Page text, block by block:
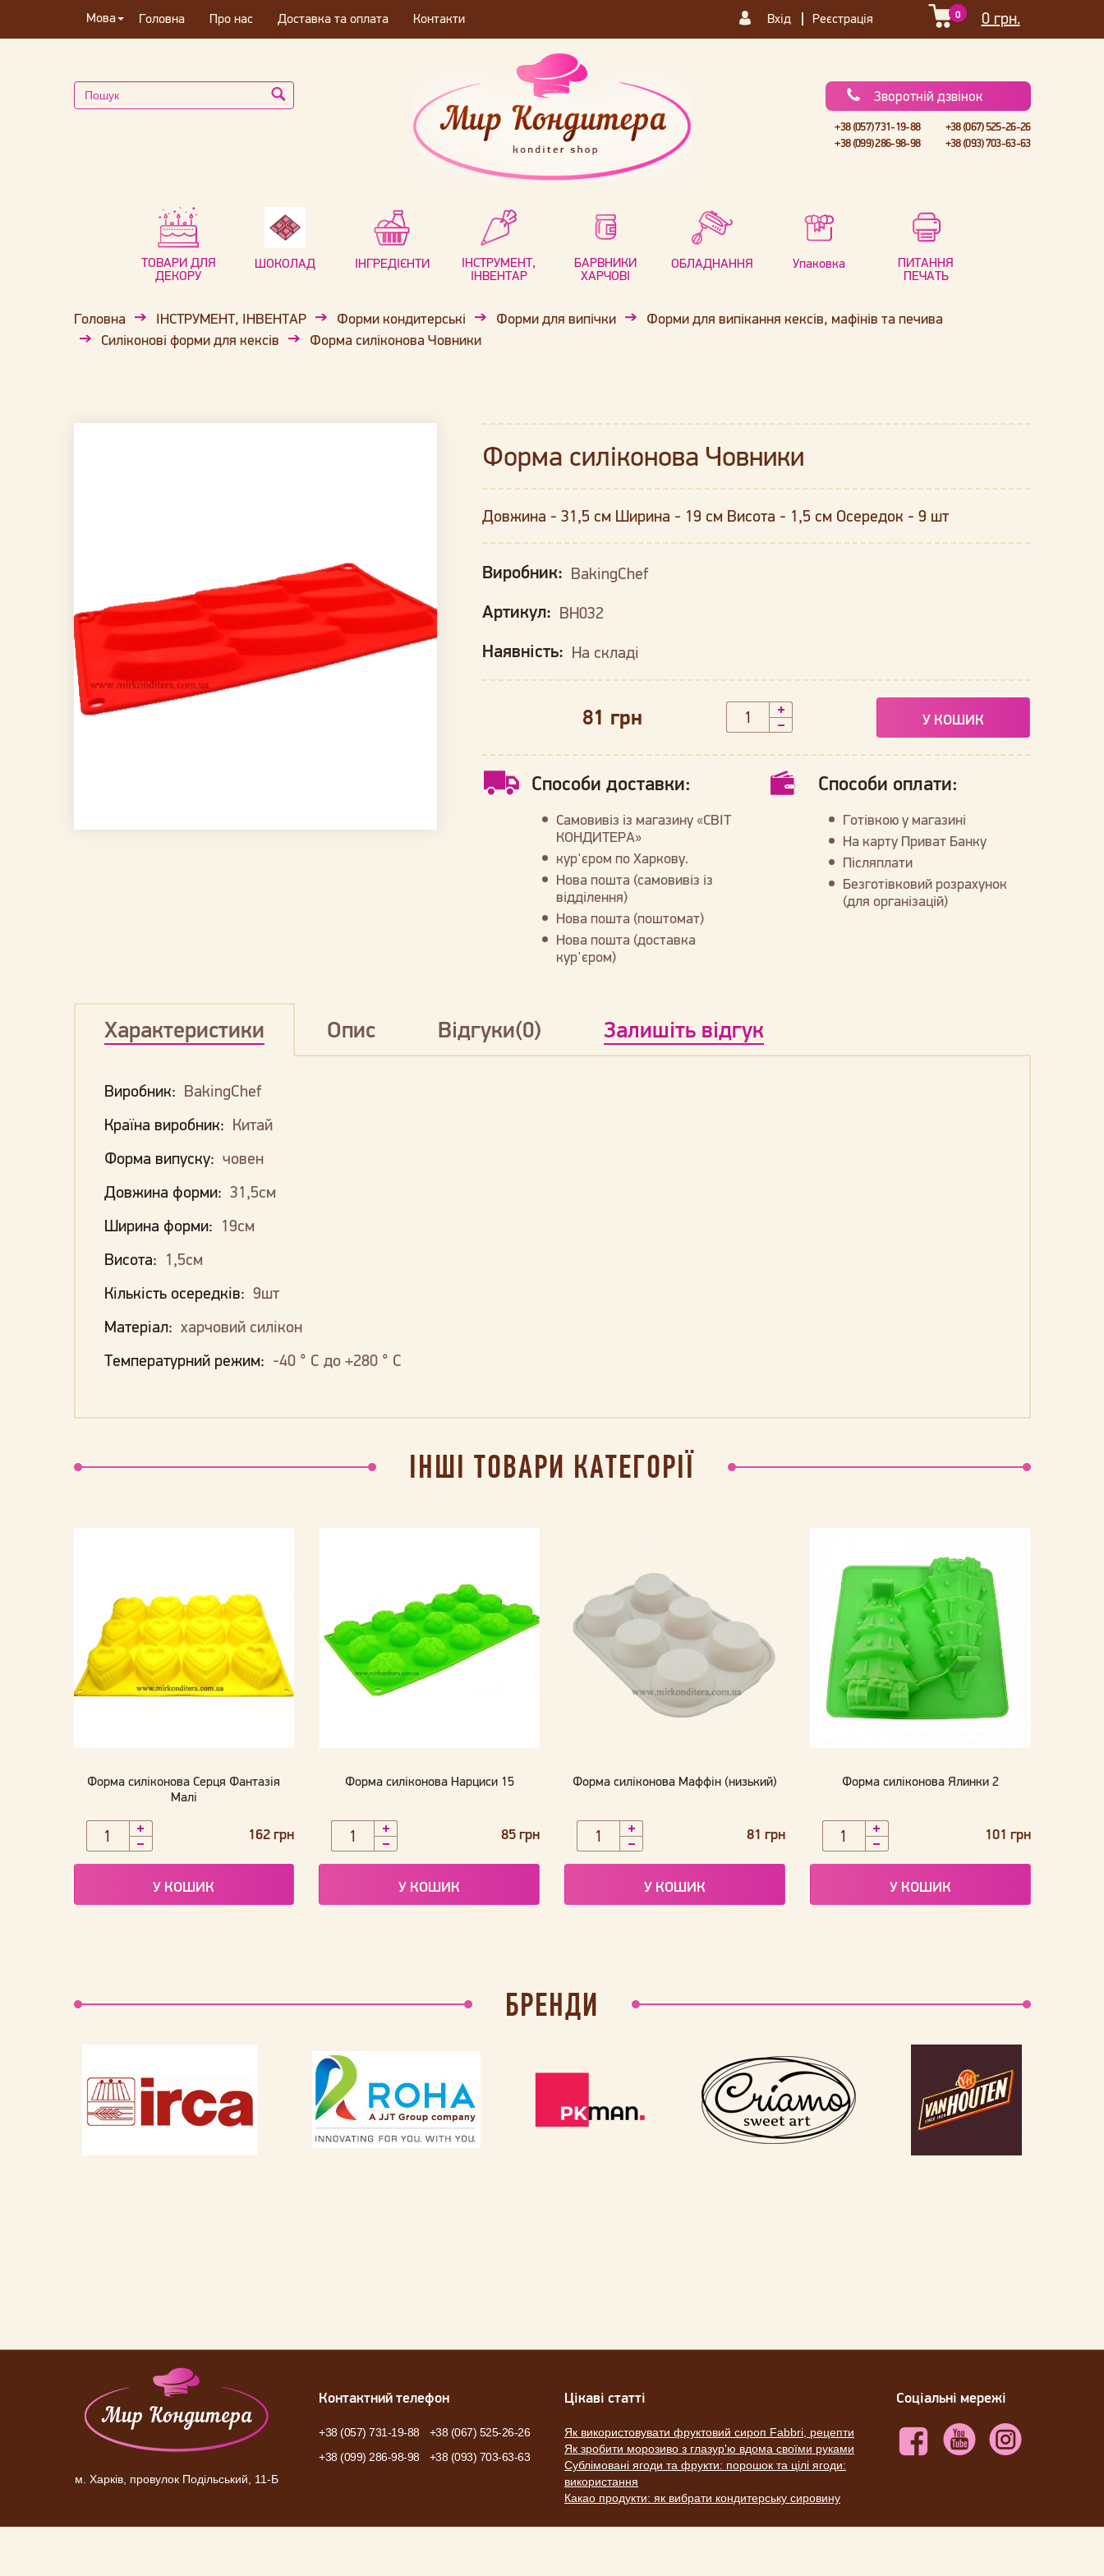
Мова Головна Про нас Доставка та оплата Контакти Вхід Реєстрація 0 грн.
0
Зворотній дзвінок
+38 (057) 731-19-88
+38 (067) 525-26-26
+38 (099) 286-98-98
+38 (093) 703-63-63
ТОВАРИ ДЛЯ
ДЕКОРУ
ШОКОЛАД ІНГРЕДІЄНТИ
ІНСТРУМЕНТ,
ІНВЕНТАР
БАРВНИКИ
ХАРЧОВІ
ОБЛАДНАННЯ Упаковка
ПИТАННЯ
ПЕЧАТЬ
Головна ІНСТРУМЕНТ, ІНВЕНТАР Форми кондитерські Форми для випічки
Форми для випікання кексів, мафінів та печива
Силіконові форми для кексів
Форма силіконова Човники
Форма силіконова Човники
Довжина - 31,5 см Ширина - 19 см Висота - 1,5 см Осередок - 9 шт
Виробник: BakingChef
Артикул: BH032
Наявність: На складі
81 грн У КОШИК
Способи доставки:
Самовивіз із магазину «СВІТ
КОНДИТЕРА»
кур'єром по Харкову.
Нова пошта (самовивіз із
відділення)
Нова пошта (поштомат)
Нова пошта (доставка
кур'єром)
Способи оплати:
Готівкою у магазині
На карту Приват Банку
Післяплати
Безготівковий розрахунок
(для організацій)
Характеристики Опис Відгуки(0) Залишіть відгук
Виробник: BakingChef
Країна виробник: Китай
Форма випуску: човен
Довжина форми: 31,5см
Ширина форми: 19см
Висота: 1,5см
Кількість осередків: 9шт
Матеріал: харчовий силікон
Температурний режим: -40 ° С до +280 ° С
ІНШІ ТОВАРИ КАТЕГОРІЇ
Форма силіконова Серця Фантазія
Малі
162 грн
У КОШИК
Форма силіконова Нарциси 15
85 грн
У КОШИК
Форма силіконова Маффін (низький)
81 грн
У КОШИК
Форма силіконова Ялинки 2
101 грн
У КОШИК
БРЕНДИ
м. Харків, провулок Подільський, 11-Б
Контактний телефон
+38 (057) 731-19-88
+38 (067) 525-26-26
+38 (099) 286-98-98
+38 (093) 703-63-63
Цікаві статті
Як використовувати фруктовий сироп Fabbri, рецепти
Як зробити морозиво з глазур'ю вдома своїми руками
Сублімовані ягоди та фрукти: порошок та цілі ягоди:
використання
Какао продукти: як вибрати кондитерську сировину
Соціальні мережі